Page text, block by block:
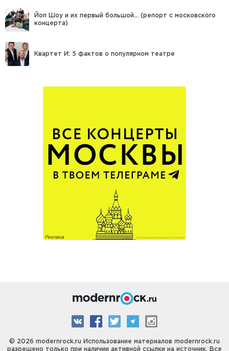
Йоп Шоу и их первый большой… (репорт с московского
концерта)
Квартет И: 5 фактов о популярном театре
© 2026 modernrock.ru Использование материалов modernrock.ru
разрешено только при наличии активной ссылки на источник. Все